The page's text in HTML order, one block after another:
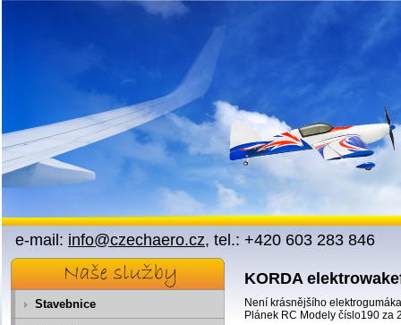
e-mail: info@czechaero.cz, tel.: +420 603 283 846
Stavebnice
KORDA
Není krásnějšího
Plánek RC Modely číslo190 za